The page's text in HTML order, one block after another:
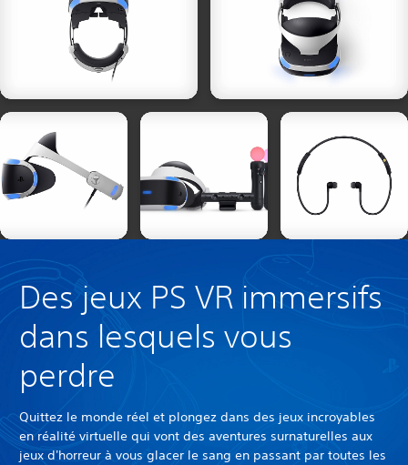
Des jeux PS VR immersifs
dans lesquels vous
perdre
Quittez le monde réel et plongez dans des jeux incroyables
en réalité virtuelle qui vont des aventures surnaturelles aux
jeux d'horreur à vous glacer le sang en passant par toutes les